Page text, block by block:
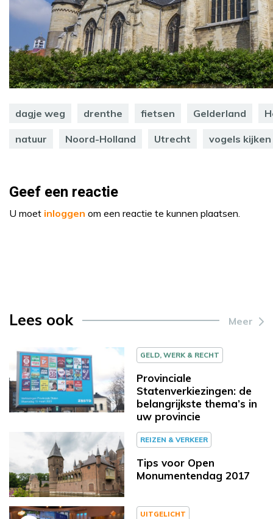
dagje weg drenthe fietsen Gelderland
natuur Noord-Holland Utrecht vogels kijken
Geef een reactie
U moet inloggen om een reactie te kunnen plaatsen.
Lees ook Meer
GELD, WERK & RECHT
Provinciale
Statenverkiezingen: de
belangrijkste thema’s in
uw provincie
REIZEN & VERKEER
Tips voor Open
Monumentendag 2017
UITGELICHT